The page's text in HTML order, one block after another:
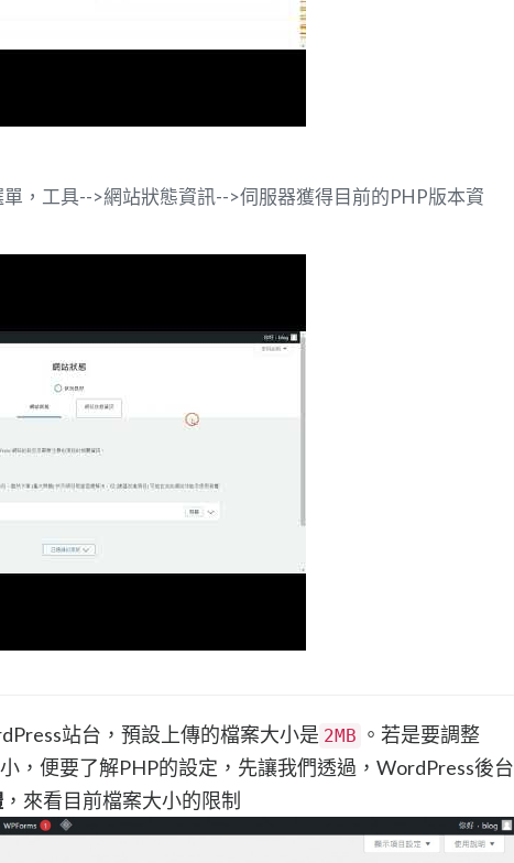
，工具-->網站狀態資訊-->伺服器獲得目前的PHP版本資
站台，預設上傳的檔案大小是 2MB 。若是要調整
，便要了解PHP的設定，先讓我們透過，WordPress後台
，來看目前檔案大小的限制